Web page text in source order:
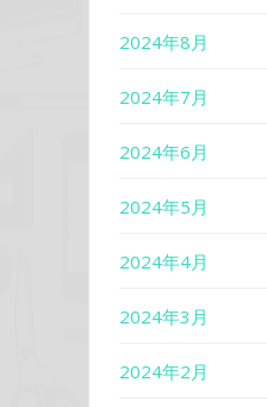
2024年8月
2024年7月
2024年6月
2024年5月
2024年4月
2024年3月
2024年2月